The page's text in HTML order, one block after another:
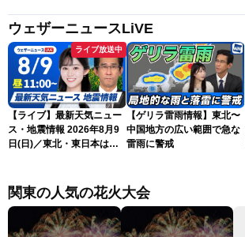
ウェザーニュースLiVE
ライブ放送中
【ライブ】最新天気ニュー
ス・地震情報 2026年8月9
日(日)／東北・東日本は急
ム・青原桃香／山口剛央〉
【ゲリラ雷雨情報】東北〜
中国地方の広い範囲で急な
雷雨に警戒
関東の人気の花火大会